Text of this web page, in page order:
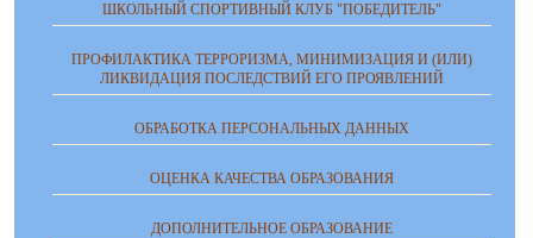
ШКОЛЬНЫЙ СПОРТИВНЫЙ КЛУБ "ПОБЕДИТЕЛЬ"
ПРОФИЛАКТИКА ТЕРРОРИЗМА, МИНИМИЗАЦИЯ И (ИЛИ)
ЛИКВИДАЦИЯ ПОСЛЕДСТВИЙ ЕГО ПРОЯВЛЕНИЙ
ОБРАБОТКА ПЕРСОНАЛЬНЫХ ДАННЫХ
ОЦЕНКА КАЧЕСТВА ОБРАЗОВАНИЯ
ДОПОЛНИТЕЛЬНОЕ ОБРАЗОВАНИЕ